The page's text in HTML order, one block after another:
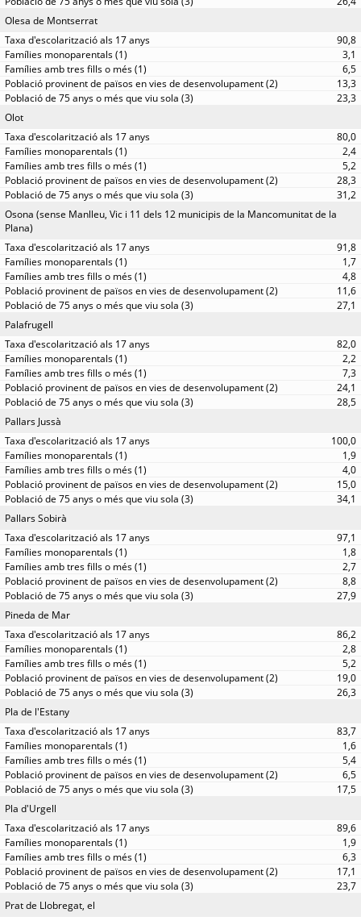
Olesa de Montserrat
90,8
3,1
6,5
13,3
23,3
Olot
80,0
2,4
5,2
28,3
31,2
Osona (sense Manlleu, Vic i 11 dels 12 municipis de la Mancomunitat de la
Plana)
91,8
1,7
4,8
11,6
27,1
Palafrugell
82,0
2,2
7,3
24,1
28,5
Pallars Jussà
100,0
1,9
4,0
15,0
34,1
Pallars Sobirà
97,1
1,8
2,7
8,8
27,9
Pineda de Mar
86,2
2,8
5,2
19,0
26,3
Pla de l'Estany
83,7
1,6
5,4
6,5
17,5
Pla d'Urgell
89,6
1,9
6,3
17,1
23,7
Prat de Llobregat, el